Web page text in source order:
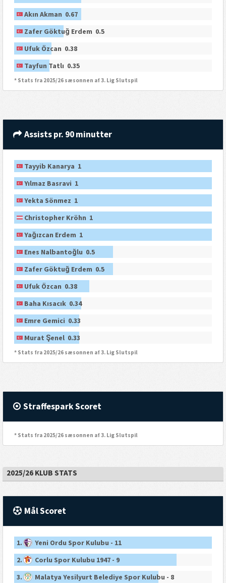
Akın Akman 0.67
Zafer Göktuğ Erdem 0.5
Ufuk Özcan 0.38
Tayfun Tatlı 0.35
* Stats fra 2025/26 sæsonnen af 3. Lig Slutspil
Assists pr. 90 minutter
Tayyib Kanarya 1
Yılmaz Basravi 1
Yekta Sönmez 1
Christopher Kröhn 1
Yağızcan Erdem 1
Enes Nalbantoğlu 0.5
Zafer Göktuğ Erdem 0.5
Ufuk Özcan 0.38
Baha Kısacık 0.34
Emre Gemici 0.33
Murat Şenel 0.33
* Stats fra 2025/26 sæsonnen af 3. Lig Slutspil
Straffespark Scoret
* Stats fra 2025/26 sæsonnen af 3. Lig Slutspil
2025/26 KLUB STATS
Mål Scoret
1.
Yeni Ordu Spor Kulubu - 11
2.
Corlu Spor Kulubu 1947 - 9
3.
Malatya Yesilyurt Belediye Spor Kulubu - 8